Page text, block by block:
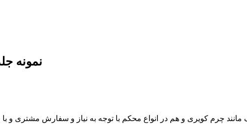
نمونه